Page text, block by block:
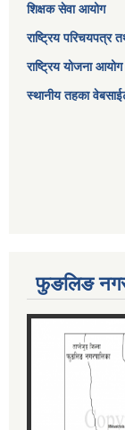
शिक्षक सेवा आयोग
राष्ट्रिय परिचयपत्र
राष्ट्रिय योजना आयोग
स्थानीय तहका
फुङलिङ